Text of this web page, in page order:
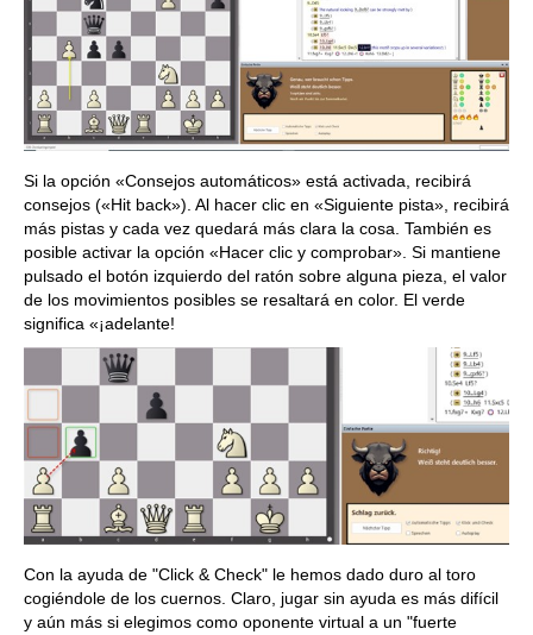
Si la opción «Consejos automáticos» está activada, recibirá
consejos («Hit back»). Al hacer clic en «Siguiente pista», recibirá
más pistas y cada vez quedará más clara la cosa. También es
posible activar la opción «Hacer clic y comprobar». Si mantiene
pulsado el botón izquierdo del ratón sobre alguna pieza, el valor
de los movimientos posibles se resaltará en color. El verde
significa «¡adelante!
Con la ayuda de "Click & Check" le hemos dado duro al toro
cogiéndole de los cuernos. Claro, jugar sin ayuda es más difícil
y aún más si elegimos como oponente virtual a un "fuerte